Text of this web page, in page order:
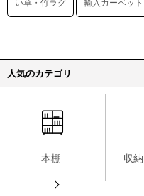
い草・竹ラグ 輸入カーペット
人気のカテゴリ
本棚 収